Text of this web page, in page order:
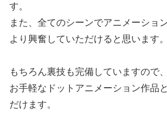
す。
また、全てのシーンでアニメーショ
より興奮していただけると思います。
もちろん裏技も完備していますので、
お手軽なドットアニメーション作品
だけます。